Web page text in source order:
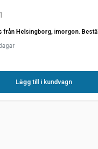
från Helsingborg, imorgon. Beställ
Lägg till i kundvagn